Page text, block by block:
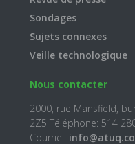
Sondages
Sujets connexes
Veille technologique
Nous contacter
2000, rue Mansfield,
2Z5 Téléphone: 514
Courriel: